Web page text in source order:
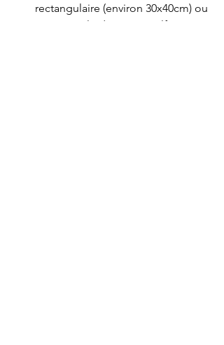
rectangulaire (environ 30x40cm) ou
recouvrez-le de papier sulfurisé.